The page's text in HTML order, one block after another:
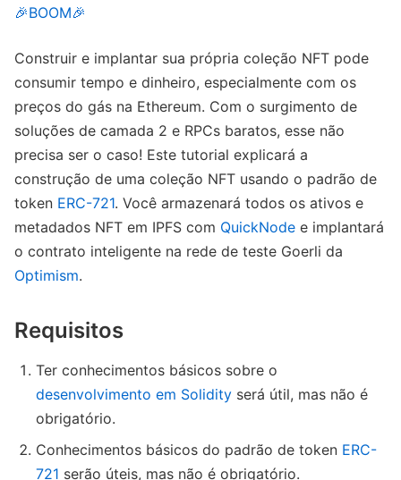
🎉BOOM🎉
Construir e implantar sua própria coleção NFT pode
consumir tempo e dinheiro, especialmente com os
preços do gás na Ethereum. Com o surgimento de
soluções de camada 2 e RPCs baratos, esse não
precisa ser o caso! Este tutorial explicará a
construção de uma coleção NFT usando o padrão de
token ERC-721. Você armazenará todos os ativos e
metadados NFT em IPFS com QuickNode e implantará
o contrato inteligente na rede de teste Goerli da
Optimism.
Requisitos
Ter conhecimentos básicos sobre o
desenvolvimento em Solidity será útil, mas não é
obrigatório.
Conhecimentos básicos do padrão de token ERC-
721 serão úteis, mas não é obrigatório.